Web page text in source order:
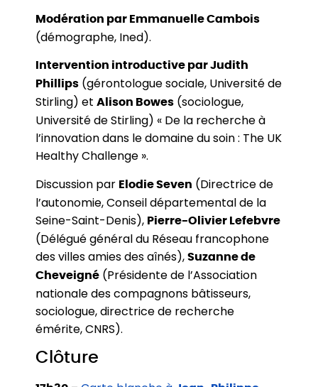
Modération par Emmanuelle Cambois
(démographe, Ined).
Intervention introductive par Judith
Phillips (gérontologue sociale, Université de
Stirling) et Alison Bowes (sociologue,
Université de Stirling) « De la recherche à
l’innovation dans le domaine du soin : The UK
Healthy Challenge ».
Discussion par Elodie Seven (Directrice de
l’autonomie, Conseil départemental de la
Seine-Saint-Denis), Pierre-Olivier Lefebvre
(Délégué général du Réseau francophone
des villes amies des aînés), Suzanne de
Cheveigné (Présidente de l’Association
nationale des compagnons bâtisseurs,
sociologue, directrice de recherche
émérite, CNRS).
Clôture